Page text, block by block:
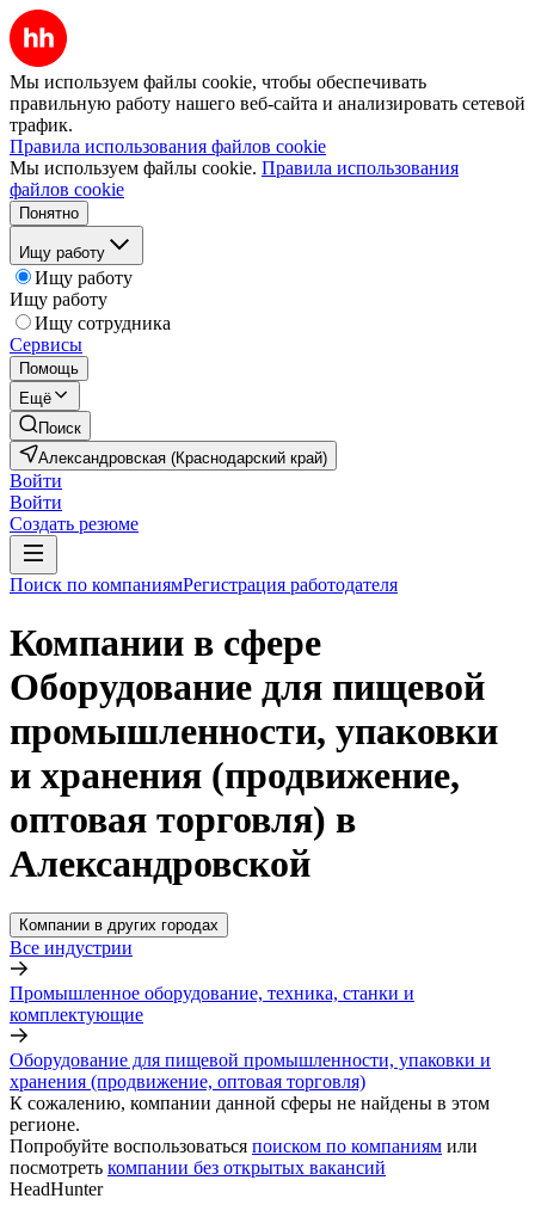
Мы используем файлы cookie, чтобы обеспечивать
правильную работу нашего веб-сайта и анализировать сетевой
трафик.
Правила использования файлов cookie
Мы используем файлы cookie. Правила использования
файлов cookie
Понятно
Ищу работу
Ищу работу
Ищу работу
Ищу сотрудника
Сервисы
Помощь
Ещё
Поиск
Александровская (Краснодарский край)
Войти
Войти
Создать резюме
Поиск по компаниямРегистрация работодателя
Компании в сфере
Оборудование для пищевой
промышленности, упаковки
и хранения (продвижение,
оптовая торговля) в
Александровской
Компании в других городах
Все индустрии
Промышленное оборудование, техника, станки и
комплектующие
Оборудование для пищевой промышленности, упаковки и
хранения (продвижение, оптовая торговля)
К сожалению, компании данной сферы не найдены в этом
регионе.
Попробуйте воспользоваться поиском по компаниям или
посмотреть компании без открытых вакансий
HeadHunter